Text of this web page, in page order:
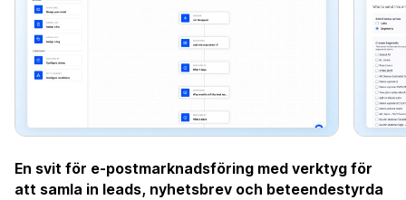
En svit för e-postmarknadsföring med verktyg för
att samla in leads, nyhetsbrev och beteendestyrda